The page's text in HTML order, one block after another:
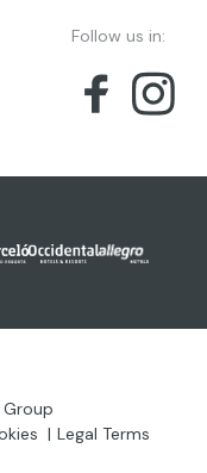
Follow us in:
Legal Terms